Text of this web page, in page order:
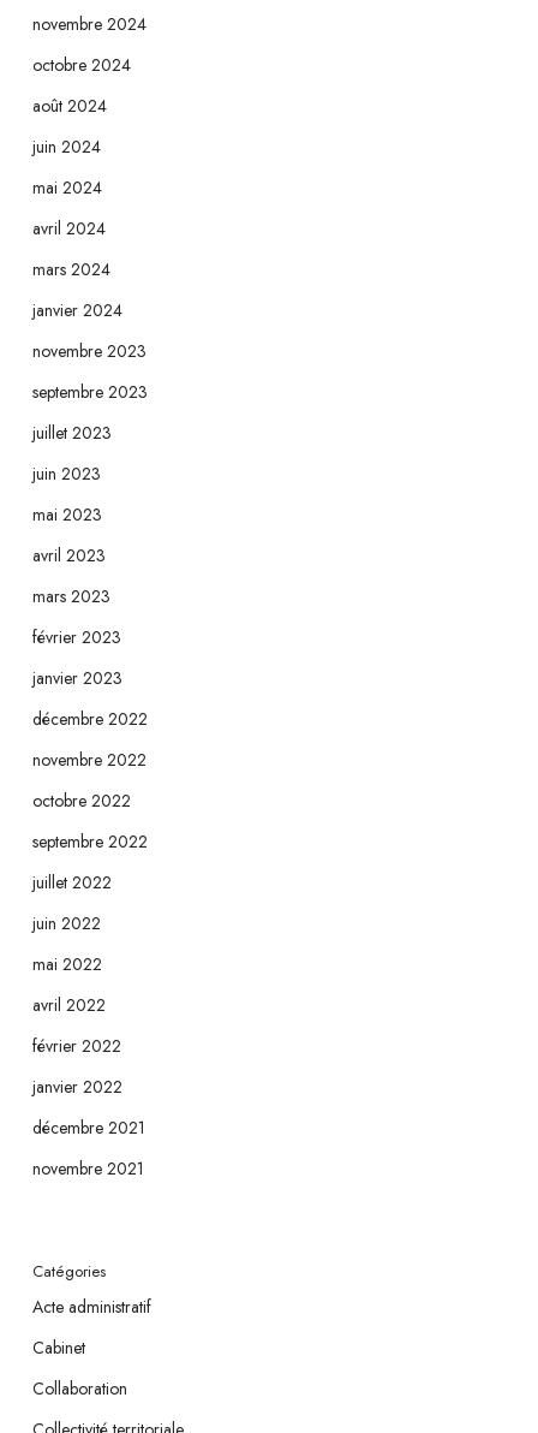
novembre 2024
octobre 2024
août 2024
juin 2024
mai 2024
avril 2024
mars 2024
janvier 2024
novembre 2023
septembre 2023
juillet 2023
juin 2023
mai 2023
avril 2023
mars 2023
février 2023
janvier 2023
décembre 2022
novembre 2022
octobre 2022
septembre 2022
juillet 2022
juin 2022
mai 2022
avril 2022
février 2022
janvier 2022
décembre 2021
novembre 2021
Catégories
Acte administratif
Cabinet
Collaboration